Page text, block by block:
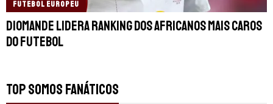
FUTEBOL EUROPEU
Diomande lidera ranking dos africanos mais caros
do futebol
TOP SOMOS FANÁTICOS